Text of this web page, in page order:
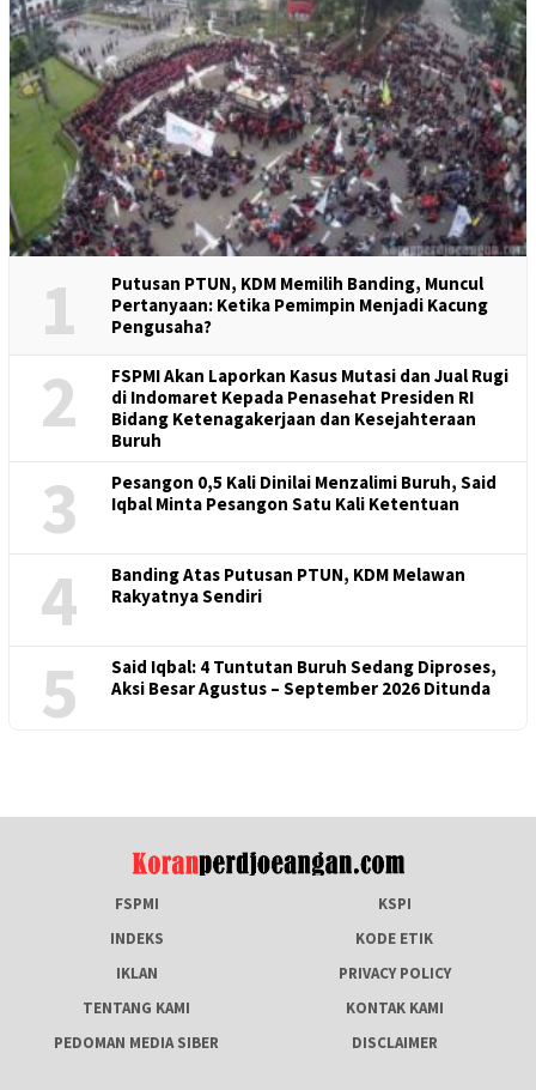
1
Putusan PTUN, KDM Memilih Banding, Muncul
Pertanyaan: Ketika Pemimpin Menjadi Kacung
Pengusaha?
2
FSPMI Akan Laporkan Kasus Mutasi dan Jual Rugi
di Indomaret Kepada Penasehat Presiden RI
Bidang Ketenagakerjaan dan Kesejahteraan
Buruh
3
Pesangon 0,5 Kali Dinilai Menzalimi Buruh, Said
Iqbal Minta Pesangon Satu Kali Ketentuan
4
Banding Atas Putusan PTUN, KDM Melawan
Rakyatnya Sendiri
5
Said Iqbal: 4 Tuntutan Buruh Sedang Diproses,
Aksi Besar Agustus – September 2026 Ditunda
FSPMI
KSPI
INDEKS
KODE ETIK
IKLAN
PRIVACY POLICY
TENTANG KAMI
KONTAK KAMI
PEDOMAN MEDIA SIBER
DISCLAIMER